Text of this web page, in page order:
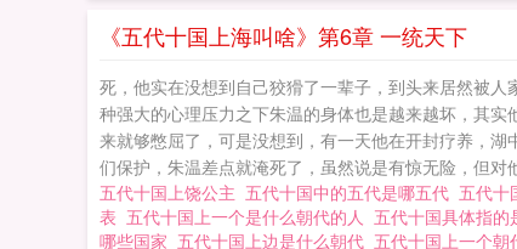
《五代十国上海叫啥》第6章 一统天下
死，他实在没想到自己狡猾了一辈子，到头来居然被
种强大的心理压力之下朱温的身体也是越来越坏，其
来就够憋屈了，可是没想到，有一天他在开封疗养，
们保护，朱温差点就淹死了，虽然说是有惊无险，但
五代十国上饶公主 五代十国中的五代是哪五代 五代十
表 五代十国上一个是什么朝代的人 五代十国具体指的
哪些国家 五代十国上边是什么朝代 五代十国上一个朝